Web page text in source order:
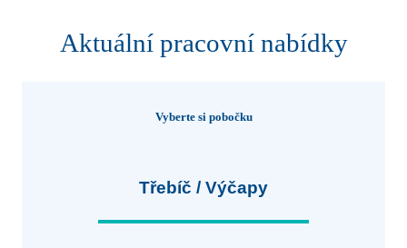
Aktuální pracovní nabídky
Vyberte si pobočku
Třebíč / Výčapy